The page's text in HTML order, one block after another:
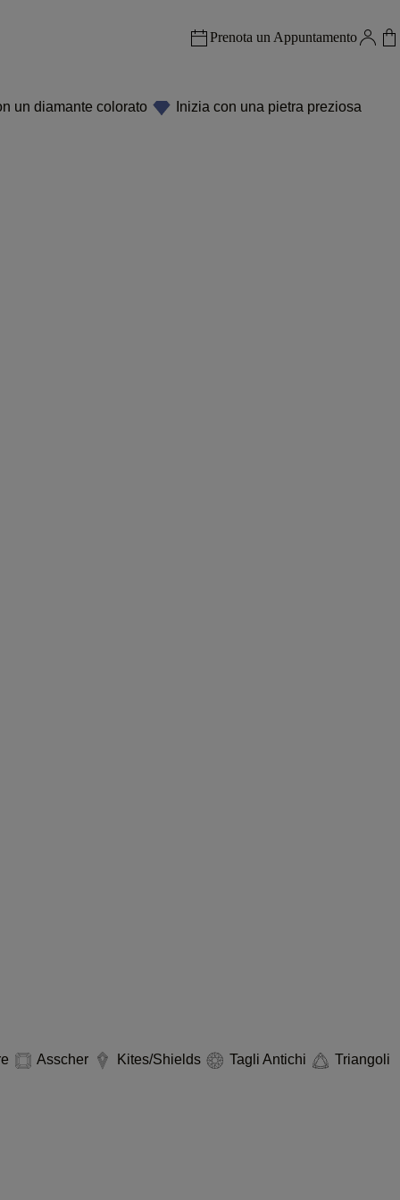
Prenota un Appuntamento
un diamante colorato
Inizia con una pietra preziosa
Asscher Kites/Shields Tagli Antichi
Triangoli